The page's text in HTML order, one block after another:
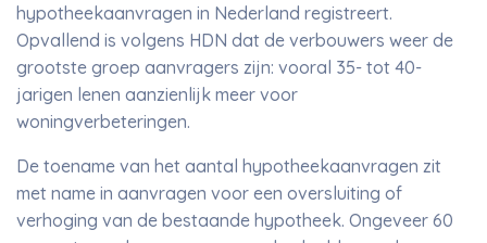
hypotheekaanvragen in Nederland registreert.
Opvallend is volgens HDN dat de verbouwers weer de
grootste groep aanvragers zijn: vooral 35- tot 40-
jarigen lenen aanzienlijk meer voor
woningverbeteringen.
De toename van het aantal hypotheekaanvragen zit
met name in aanvragen voor een oversluiting of
verhoging van de bestaande hypotheek. Ongeveer 60